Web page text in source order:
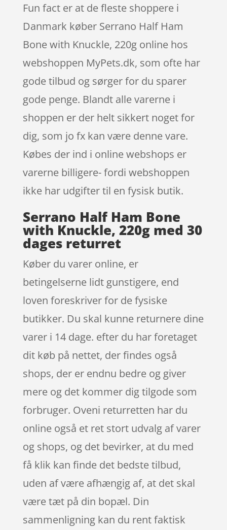
Fun fact er at de fleste shoppere i
Danmark køber Serrano Half Ham
Bone with Knuckle, 220g online hos
webshoppen MyPets.dk, som ofte har
gode tilbud og sørger for du sparer
gode penge. Blandt alle varerne i
shoppen er der helt sikkert noget for
dig, som jo fx kan være denne vare.
Købes der ind i online webshops er
varerne billigere- fordi webshoppen
ikke har udgifter til en fysisk butik.
Serrano Half Ham Bone
with Knuckle, 220g med 30
dages returret
Køber du varer online, er
betingelserne lidt gunstigere, end
loven foreskriver for de fysiske
butikker. Du skal kunne returnere dine
varer i 14 dage. efter du har foretaget
dit køb på nettet, der findes også
shops, der er endnu bedre og giver
mere og det kommer dig tilgode som
forbruger. Oveni returretten har du
online også et ret stort udvalg af varer
og shops, og det bevirker, at du med
få klik kan finde det bedste tilbud,
uden af være afhængig af, at det skal
være tæt på din bopæl. Din
sammenligning kan du rent faktisk